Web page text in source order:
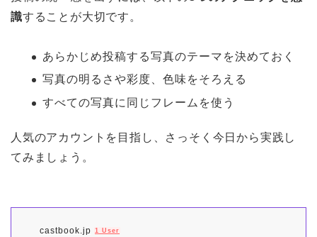
識することが大切です。
あらかじめ投稿する写真のテーマを決めておく
写真の明るさや彩度、色味をそろえる
すべての写真に同じフレームを使う
人気のアカウントを目指し、さっそく今日から実践し
てみましょう。
castbook.jp 1 User